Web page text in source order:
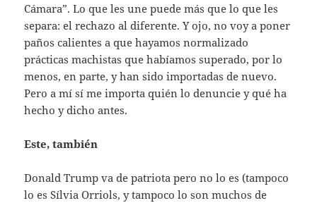
Cámara”. Lo que les une puede más que lo que les
separa: el rechazo al diferente. Y ojo, no voy a poner
paños calientes a que hayamos normalizado
prácticas machistas que habíamos superado, por lo
menos, en parte, y han sido importadas de nuevo.
Pero a mí sí me importa quién lo denuncie y qué ha
hecho y dicho antes.
Este, también
Donald Trump va de patriota pero no lo es (tampoco
lo es Sílvia Orriols, y tampoco lo son muchos de